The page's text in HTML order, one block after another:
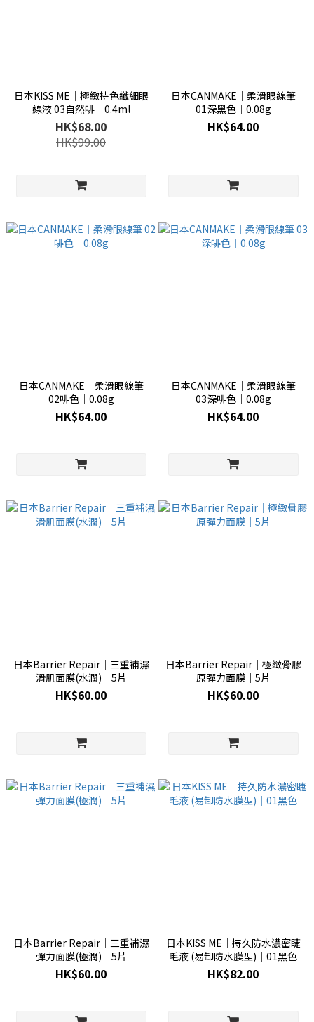
日本KISS ME│極緻持色纖細眼
線液 03自然啡│0.4ml
HK$68.00
HK$99.00
日本CANMAKE│柔滑眼線筆
01深黑色│0.08g
HK$64.00
日本CANMAKE│柔滑眼線筆
02啡色│0.08g
HK$64.00
日本CANMAKE│柔滑眼線筆
03深啡色│0.08g
HK$64.00
日本Barrier Repair│三重補濕
滑肌面膜(水潤)│5片
HK$60.00
日本Barrier Repair│極緻骨膠
原彈力面膜│5片
HK$60.00
日本Barrier Repair│三重補濕
彈力面膜(極潤)│5片
HK$60.00
日本KISS ME│持久防水濃密睫
毛液 (易卸防水膜型)│01黑色
HK$82.00